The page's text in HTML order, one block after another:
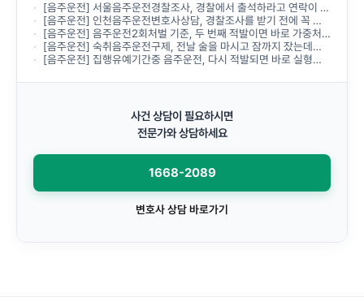
[음주운전] 서울음주운전경찰조사, 경찰에서 출석하라고 연락이 왔는데 무엇부터 준비해야 하나요?
[음주운전] 인천음주운전변호사상담, 경찰조사를 받기 전에 꼭 받아야 하나요?
[음주운전] 음주운전2회처벌 기준, 두 번째 적발이면 바로 가중처벌되나요?
[음주운전] 숙취음주운전구제, 전날 술을 마시고 잠까지 잤는데도 음주운전으로 처벌되나요?
[음주운전] 집행유예기간중 음주운전, 다시 적발되면 바로 실형이 선고되나요?
사건 상담이 필요하시면
전문가와 상담하세요
1668-2089
변호사 상담 바로가기